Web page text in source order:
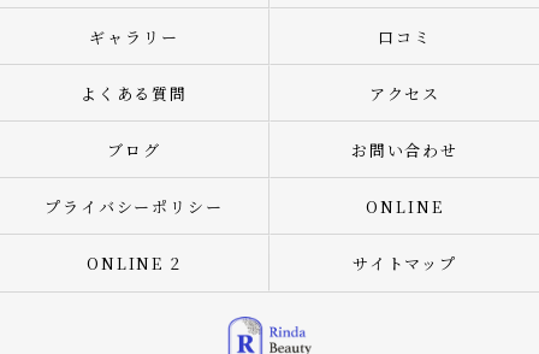
ギャラリー 口コミ
よくある質問 アクセス
ブログ お問い合わせ
プライバシーポリシー ONLINE
ONLINE 2 サイトマップ